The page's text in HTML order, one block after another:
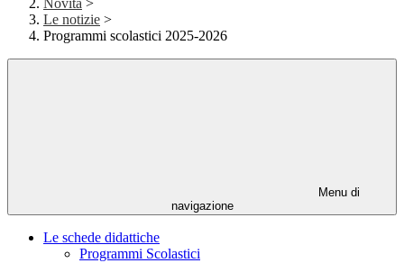
Novità >
Le notizie >
Programmi scolastici 2025-2026
Menu di
navigazione
Le schede didattiche
Programmi Scolastici